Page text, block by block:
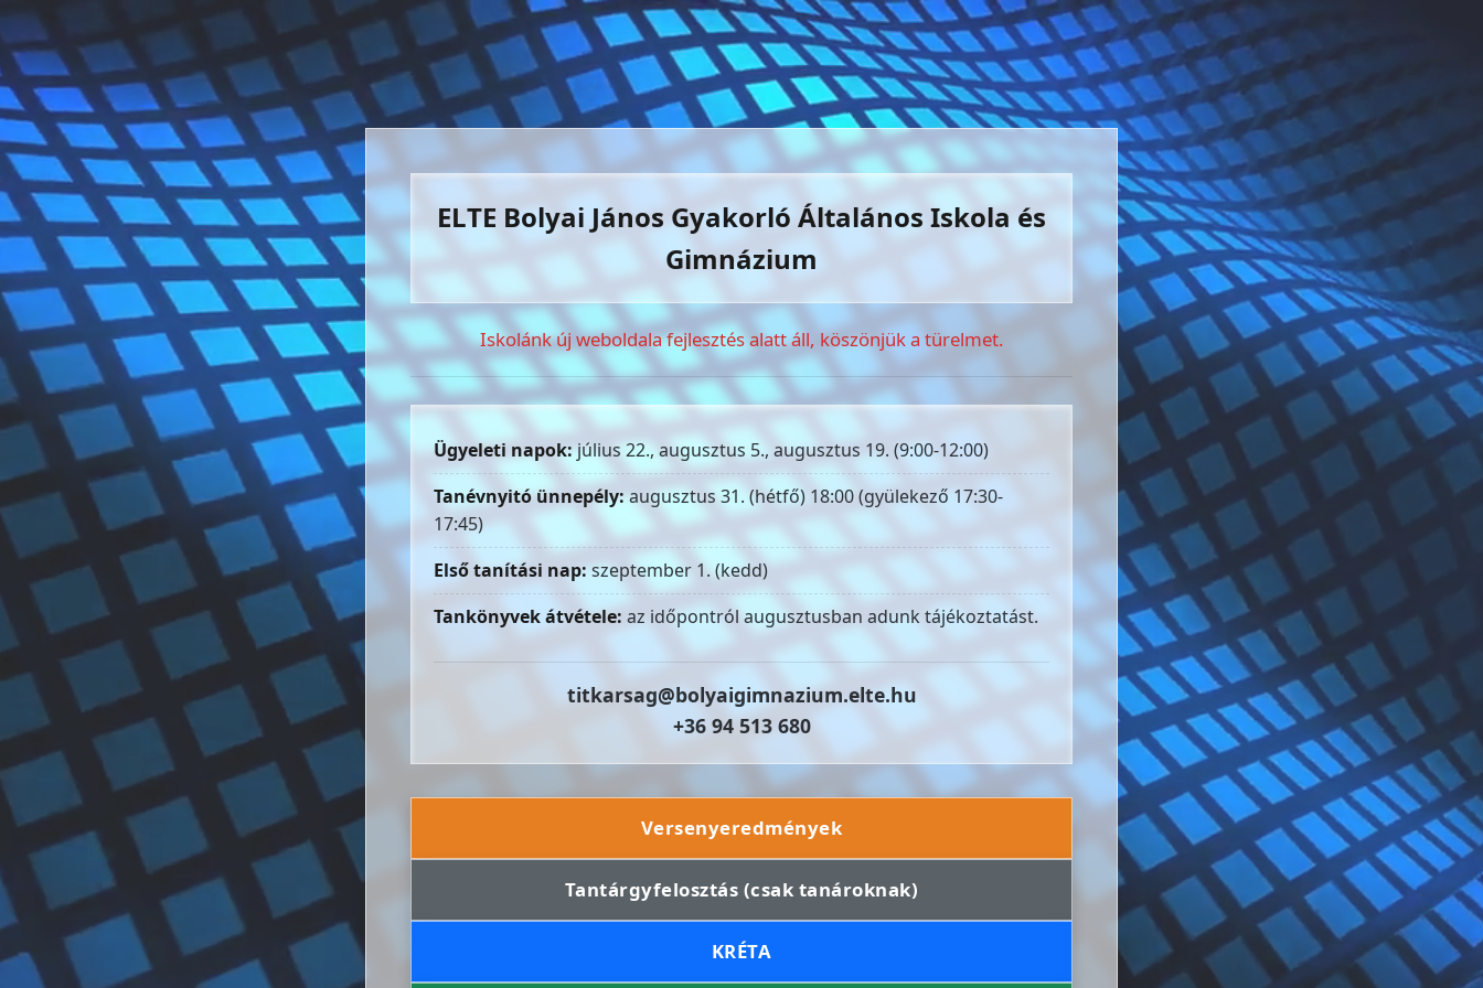
ELTE Bolyai János Gyakorló Általános Iskola és
Gimnázium
Iskolánk új weboldala fejlesztés alatt áll, köszönjük a türelmet.
Ügyeleti napok:július 22., augusztus 5., augusztus 19. (9:00-12:00)
Tanévnyitó ünnepély:augusztus 31. (hétfő) 18:00 (gyülekező 17:30-
17:45)
Első tanítási nap:szeptember 1. (kedd)
Tankönyvek átvétele: az időpontról augusztusban adunk tájékoztatást.
titkarsag@bolyaigimnazium.elte.hu
+36 94 513 680
Versenyeredmények
Tantárgyfelosztás (csak tanároknak)
KRÉTA